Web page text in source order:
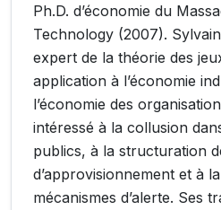
Ph.D. d’économie du
Technology (2007).
expert de la théorie des
application à l’économie
l’économie des
intéressé à la collusion
publics, à la structuration
d’approvisionnement et à
mécanismes d’alerte. Ses